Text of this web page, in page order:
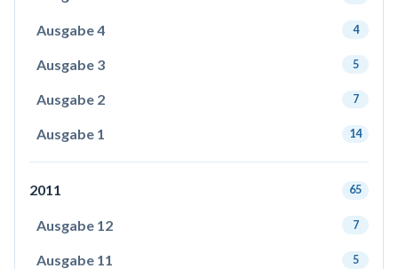
Ausgabe 4 4
Ausgabe 3 5
Ausgabe 2 7
Ausgabe 1 14
2011 65
Ausgabe 12 7
Ausgabe 11 5